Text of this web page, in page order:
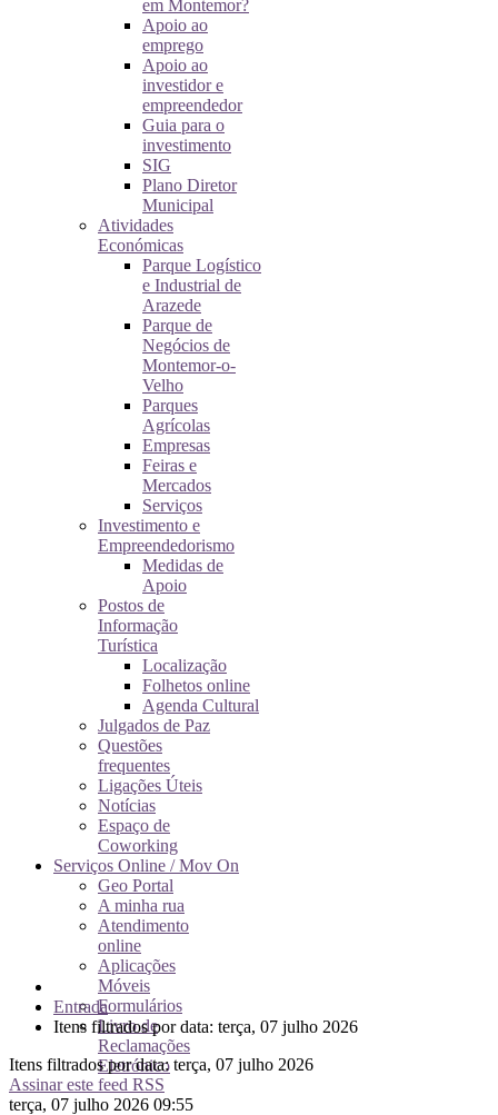
em Montemor?
Apoio ao
emprego
Apoio ao
investidor e
empreendedor
Guia para o
investimento
SIG
Plano Diretor
Municipal
Atividades
Económicas
Parque Logístico
e Industrial de
Arazede
Parque de
Negócios de
Montemor-o-
Velho
Parques
Agrícolas
Empresas
Feiras e
Mercados
Serviços
Investimento e
Empreendedorismo
Medidas de
Apoio
Postos de
Informação
Turística
Localização
Folhetos online
Agenda Cultural
Julgados de Paz
Questões
frequentes
Ligações Úteis
Notícias
Espaço de
Coworking
Serviços Online / Mov On
Geo Portal
A minha rua
Atendimento
online
Aplicações
Móveis
Formulários
Livro de
Reclamações
Eletrónico
Entrada
Itens filtrados por data: terça, 07 julho 2026
Itens filtrados por data: terça, 07 julho 2026
Assinar este feed RSS
terça, 07 julho 2026 09:55